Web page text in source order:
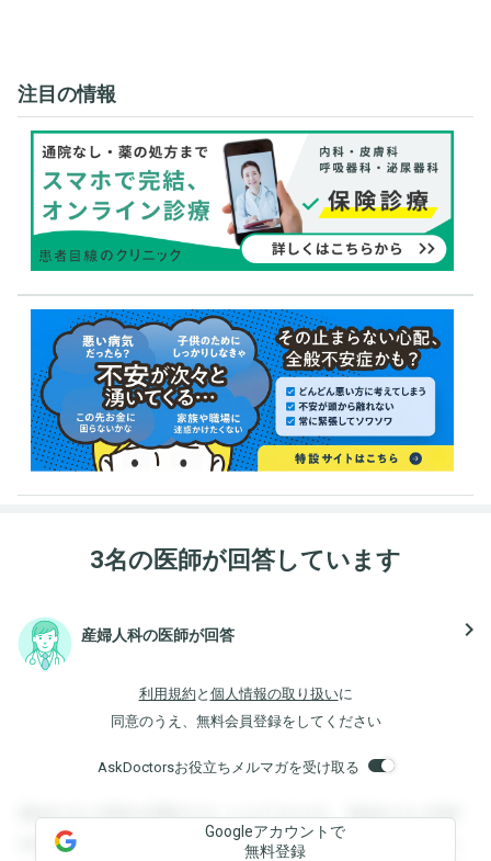
注目の情報
3名の医師が回答しています
産婦人科の医師が回答 navigate_next
利用規約 と 個人情報の取り扱いに
同意のうえ、無料会員登録をしてください
AskDoctorsお役立ちメルマガを受け取る
登録すると回答を閲覧することができます。登録すると回答
を閲覧することができます。登録すると回答を閲覧すること
Googleアカウントで
無料登録